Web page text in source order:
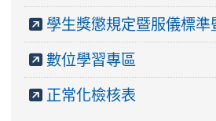
學生獎懲規定暨服儀標
數位學習專區
正常化檢核表